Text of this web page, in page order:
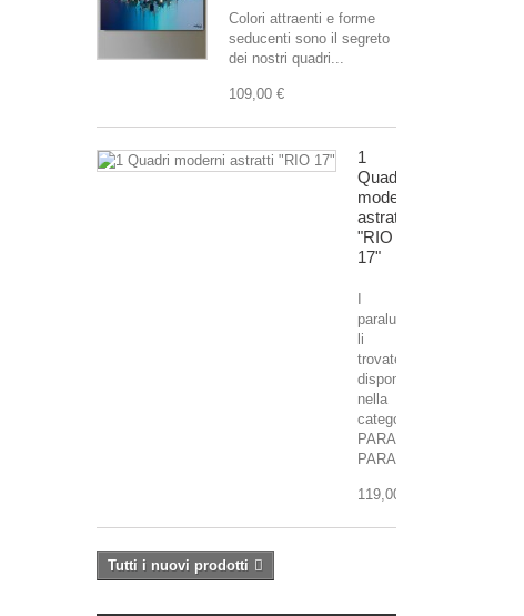
Colori attraenti e forme
seducenti sono il segreto
dei nostri quadri...
109,00 €
1
Quadri
moderni
astratti
"RIO
17"
paralumi
li
trovate
disponibili
nella
categoria
PARALUMI
PARAMI
119,00 €
Tutti i nuovi prodotti